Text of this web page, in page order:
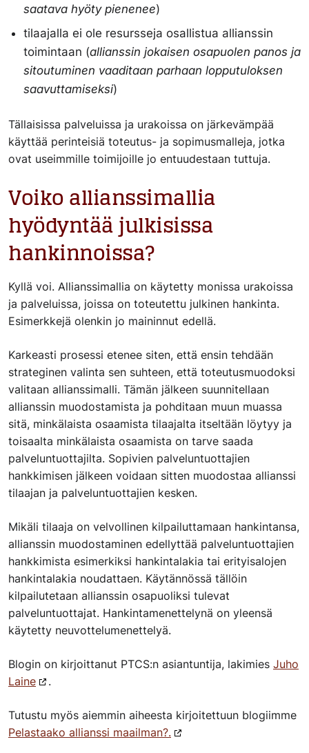
saatava hyöty pienenee)
tilaajalla ei ole resursseja osallistua allianssin
toimintaan (allianssin jokaisen osapuolen panos ja
sitoutuminen vaaditaan parhaan lopputuloksen
saavuttamiseksi)
Tällaisissa palveluissa ja urakoissa on järkevämpää
käyttää perinteisiä toteutus- ja sopimusmalleja, jotka
ovat useimmille toimijoille jo entuudestaan tuttuja.
Voiko allianssimallia
hyödyntää julkisissa
hankinnoissa?
Kyllä voi. Allianssimallia on käytetty monissa urakoissa
ja palveluissa, joissa on toteutettu julkinen hankinta.
Esimerkkejä olenkin jo maininnut edellä.
Karkeasti prosessi etenee siten, että ensin tehdään
strateginen valinta sen suhteen, että toteutusmuodoksi
valitaan allianssimalli. Tämän jälkeen suunnitellaan
allianssin muodostamista ja pohditaan muun muassa
sitä, minkälaista osaamista tilaajalta itseltään löytyy ja
toisaalta minkälaista osaamista on tarve saada
palveluntuottajilta. Sopivien palveluntuottajien
hankkimisen jälkeen voidaan sitten muodostaa allianssi
tilaajan ja palveluntuottajien kesken.
Mikäli tilaaja on velvollinen kilpailuttamaan hankintansa,
allianssin muodostaminen edellyttää palveluntuottajien
hankkimista esimerkiksi hankintalakia tai erityisalojen
hankintalakia noudattaen. Käytännössä tällöin
kilpailutetaan allianssin osapuoliksi tulevat
palveluntuottajat. Hankintamenettelynä on yleensä
käytetty neuvottelumenettelyä.
Blogin on kirjoittanut PTCS:n asiantuntija, lakimies Juho
Laine
.
Tutustu myös aiemmin aiheesta kirjoitettuun blogiimme
Pelastaako allianssi maailman?.